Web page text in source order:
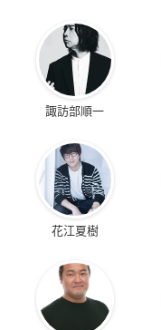
諏訪部順一
花江夏樹